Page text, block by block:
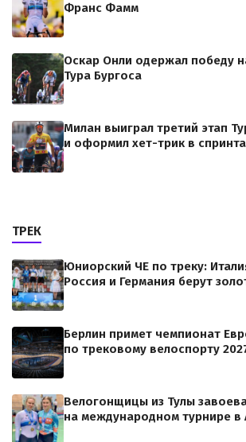
Франс Фамм
Оскар Онли одержал победу
Тура Бургоса
Милан выиграл третий этап
и оформил хет-трик в
ТРЕК
Юниорский ЧЕ по треку:
Россия и Германия берут
Берлин примет чемпионат
по трековому велоспорту
Велогонщицы из Тулы
на международном турнире в